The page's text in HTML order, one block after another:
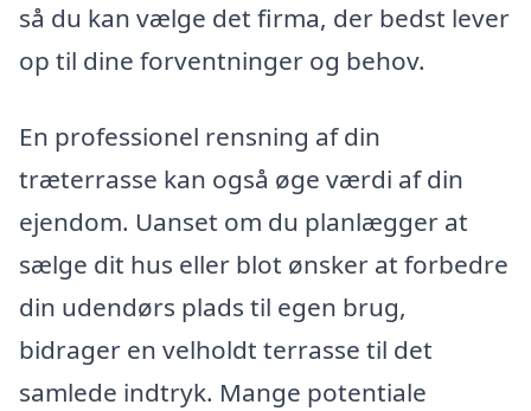
så du kan vælge det firma, der bedst lever
op til dine forventninger og behov.
En professionel rensning af din
træterrasse kan også øge værdi af din
ejendom. Uanset om du planlægger at
sælge dit hus eller blot ønsker at forbedre
din udendørs plads til egen brug,
bidrager en velholdt terrasse til det
samlede indtryk. Mange potentiale